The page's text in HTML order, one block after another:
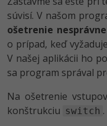
súvisí. V našom
ošetrenie
o prípad, keď
V našej aplikácii ho
sa program správal
Na ošetrenie
konštrukciu switch .